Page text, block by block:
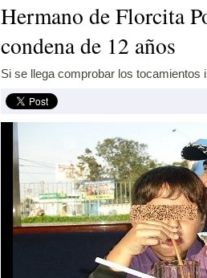
Hermano de Florcita
condena de 12 años
Si se llega comprobar los tocamientos